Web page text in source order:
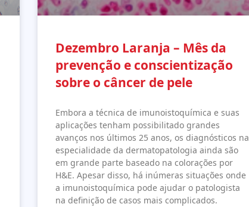
Dezembro Laranja – Mês da
prevenção e conscientização
sobre o câncer de pele
Embora a técnica de imunoistoquímica e suas
aplicações tenham possibilitado grandes
avanços nos últimos 25 anos, os diagnósticos na
especialidade da dermatopatologia ainda são
em grande parte baseado na colorações por
H&E. Apesar disso, há inúmeras situações onde
a imunoistoquímica pode ajudar o patologista
na definição de casos mais complicados.